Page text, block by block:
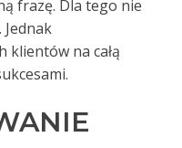
frazę. Dla tego nie
Jednak
klientów na całą